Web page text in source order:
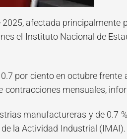
afectada principalmente
el Instituto Nacional de
por ciento en octubre frente
contracciones mensuales,
manufactureras y de 0.7
la Actividad Industrial (IMAI).